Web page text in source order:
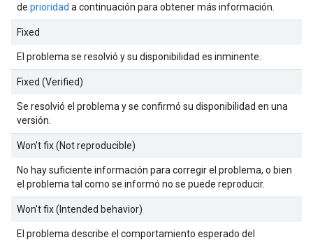
de prioridad a continuación para obtener más información.
Fixed
El problema se resolvió y su disponibilidad es inminente.
Fixed (Verified)
Se resolvió el problema y se confirmó su disponibilidad en una
versión.
Won't fix (Not reproducible)
No hay suficiente información para corregir el problema, o bien
el problema tal como se informó no se puede reproducir.
Won't fix (Intended behavior)
El problema describe el comportamiento esperado del